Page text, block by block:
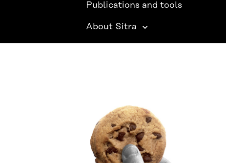
Publications and tools
About Sitra